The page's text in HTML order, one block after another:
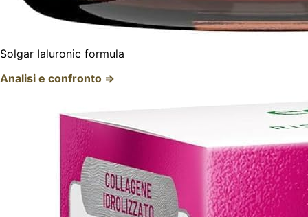
Solgar Ialuronic formula
Analisi e confronto ⇒